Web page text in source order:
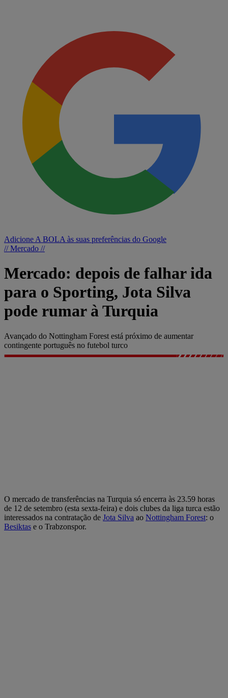
Adicione A BOLA às suas preferências do Google
// Mercado //
Mercado: depois de falhar ida
para o Sporting, Jota Silva
pode rumar à Turquia
Avançado do Nottingham Forest está próximo de aumentar
contingente português no futebol turco
O mercado de transferências na Turquia só encerra às 23.59 horas
de 12 de setembro (esta sexta-feira) e dois clubes da liga turca estão
interessados na contratação de Jota Silva ao Nottingham Forest: o
Besiktas e o Trabzonspor.